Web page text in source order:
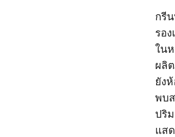
กรี
รอ
ใน
ผลิ
ยัง
พบ
ปริ
แส